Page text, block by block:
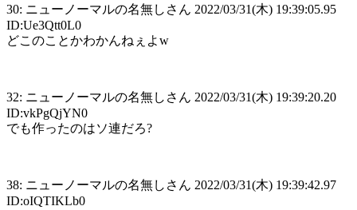
30: ニューノーマルの名無しさん 2022/03/31(木) 19:39:05.95
ID:Ue3Qtt0L0
どこのことかわかんねぇよw
32: ニューノーマルの名無しさん 2022/03/31(木) 19:39:20.20
ID:vkPgQjYN0
でも作ったのはソ連だろ?
38: ニューノーマルの名無しさん 2022/03/31(木) 19:39:42.97
ID:oIQTIKLb0